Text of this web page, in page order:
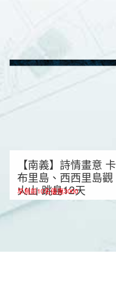
【南義】詩情畫意 卡
布里島、西西里島觀
火山 跳島12天
早鳥前10名優惠3000
$145900起 介紹